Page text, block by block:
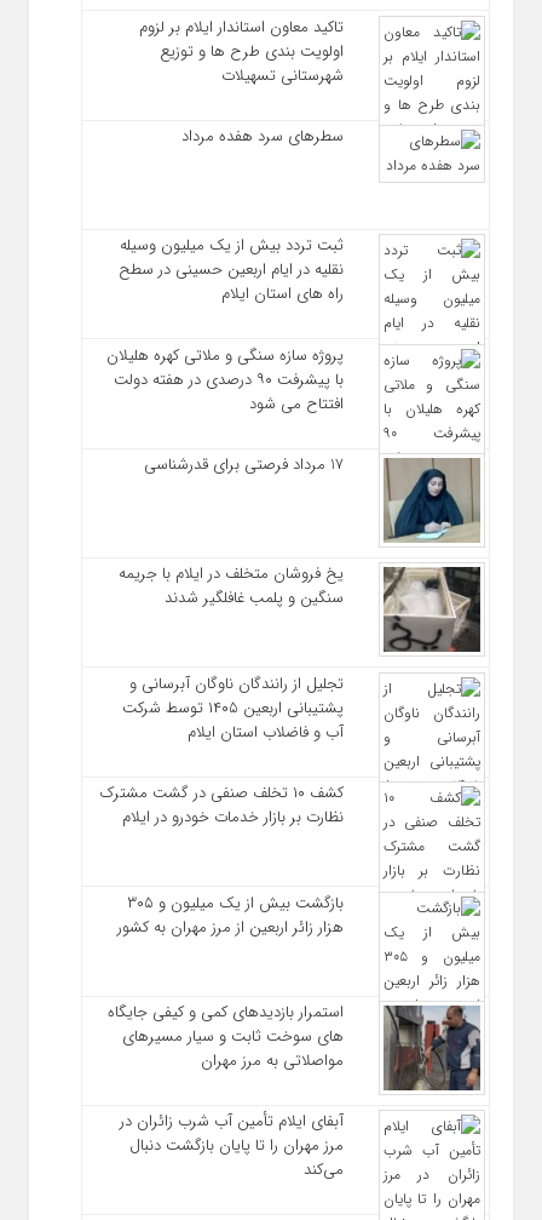
تاکید معاون استاندار ایلام بر لزوم
اولویت‌ بندی طرح‌ ها و توزیع
شهرستانی تسهیلات
سطرهای سرد هفده مرداد
ثبت تردد بیش از یک میلیون وسیله
نقلیه در ایام اربعین حسینی در سطح
راه‌ های استان ایلام
پروژه سازه سنگی و ملاتی کهره هلیلان
با پیشرفت ۹۰ درصدی در هفته دولت
افتتاح می شود
17 مرداد فرصتی برای قدرشناسی
یخ‌ فروشان متخلف در ایلام با جریمه
سنگین و پلمب غافلگیر شدند
تجلیل از رانندگان ناوگان آبرسانی و
پشتیبانی اربعین ۱۴۰۵ توسط شرکت
آب و فاضلاب استان ایلام
کشف ۱۰ تخلف صنفی در گشت مشترک
نظارت بر بازار خدمات خودرو در ایلام
بازگشت بیش از یک میلیون و ۳۰۵
هزار زائر اربعین از مرز مهران به کشور
استمرار بازدیدهای کمی و کیفی جایگاه‌
های سوخت ثابت و سیار مسیرهای
مواصلاتی به مرز مهران
آبفای ایلام تأمین آب شرب زائران در
مرز مهران را تا پایان بازگشت دنبال
می‌کند